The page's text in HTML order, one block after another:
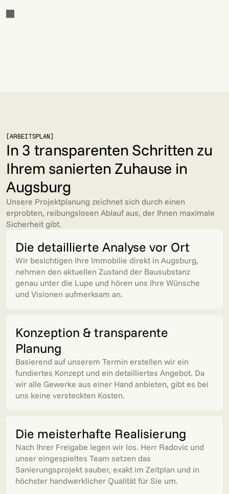
[ARBEITSPLAN]
In 3 transparenten Schritten zu
Ihrem sanierten Zuhause in
Augsburg
Unsere Projektplanung zeichnet sich durch einen
erprobten, reibungslosen Ablauf aus, der Ihnen maximale
Sicherheit gibt.
Die detaillierte Analyse vor Ort
Wir besichtigen Ihre Immobilie direkt in Augsburg,
nehmen den aktuellen Zustand der Bausubstanz
genau unter die Lupe und hören uns Ihre Wünsche
und Visionen aufmerksam an.
Konzeption & transparente
Planung
Basierend auf unserem Termin erstellen wir ein
fundiertes Konzept und ein detailliertes Angebot. Da
wir alle Gewerke aus einer Hand anbieten, gibt es bei
uns keine versteckten Kosten.
Die meisterhafte Realisierung
Nach Ihrer Freigabe legen wir los. Herr Radovic und
unser eingespieltes Team setzen das
Sanierungsprojekt sauber, exakt im Zeitplan und in
höchster handwerklicher Qualität für Sie um.